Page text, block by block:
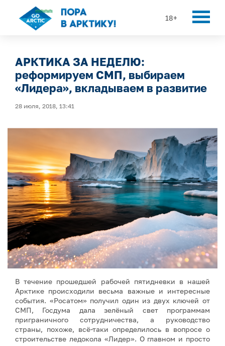
18+
АРКТИКА ЗА НЕДЕЛЮ:
реформируем СМП, выбираем
«Лидера», вкладываем в развитие
28 июля, 2018, 13:41
В течение прошедшей рабочей пятидневки в нашей
Арктике происходили весьма важные и интересные
события. «Росатом» получил один из двух ключей от
СМП, Госдума дала зелёный свет программам
приграничного сотрудничества, а руководство
страны, похоже, всё-таки определилось в вопросе о
строительстве ледокола «Лидер». О главном и просто